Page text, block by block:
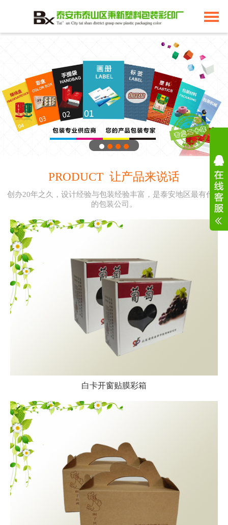
PRODUCT 让产品来说话
创办20年之久，设计经验与包装经验丰富，是泰安地区最有代表
的包装公司。
白卡开窗贴膜彩箱